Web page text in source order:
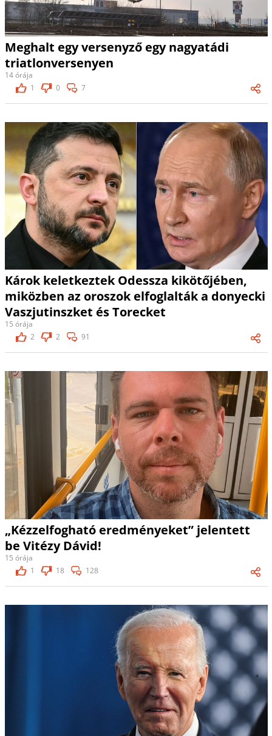
Meghalt egy versenyző egy nagyatádi
triatlonversenyen
14 órája
1
0 7
Károk keletkeztek Odessza kikötőjében,
miközben az oroszok elfoglalták a donyecki
Vaszjutinszket és Torecket
15 órája
2
2 91
„Kézzelfogható eredményeket” jelentett
be Vitézy Dávid!
15 órája
1
18 128